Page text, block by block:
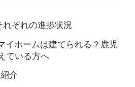
ぞれの進捗状況
イホームは建てられる？鹿児
ている方へ
介